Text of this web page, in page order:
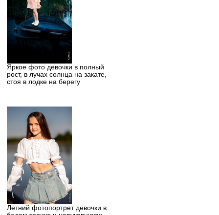
Яркое фото девочки в полный
рост, в лучах солнца на закате,
стоя в лодке на берегу
Летний фотопортрет девочки в